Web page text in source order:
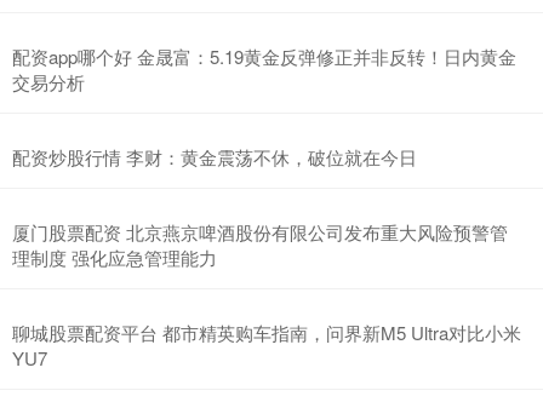
配资app哪个好 金晟富：5.19黄金反弹修正并非反转！日内黄金
交易分析
配资炒股行情 李财：黄金震荡不休，破位就在今日
厦门股票配资 北京燕京啤酒股份有限公司发布重大风险预警管
理制度 强化应急管理能力
聊城股票配资平台 都市精英购车指南，问界新M5 Ultra对比小米
YU7